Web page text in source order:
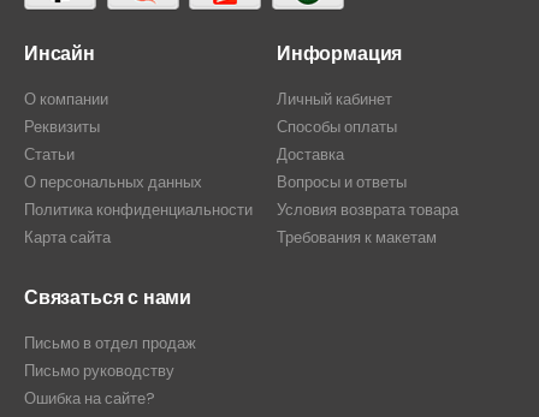
Инсайн
О компании
Реквизиты
Статьи
О персональных данных
Политика конфиденциальности
Карта сайта
Информация
Личный кабинет
Способы оплаты
Доставка
Вопросы и ответы
Условия возврата товара
Требования к макетам
Связаться с нами
Письмо в отдел продаж
Письмо руководству
Ошибка на сайте?